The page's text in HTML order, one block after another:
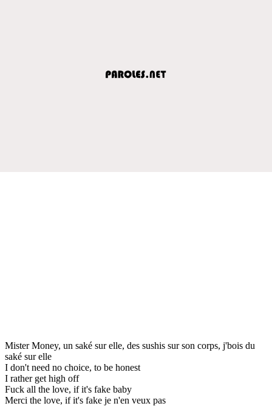
Mister Money, un saké sur elle, des sushis sur son corps, j'bois du
saké sur elle
I don't need no choice, to be honest
I rather get high off
Fuck all the love, if it's fake baby
Merci the love, if it's fake je n'en veux pas